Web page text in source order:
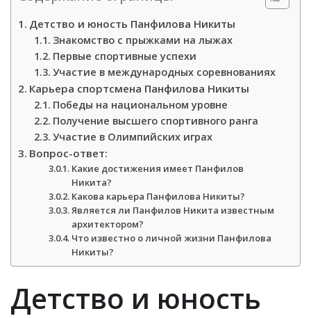
Детство и юность Панфилова Никиты
Знакомство с прыжками на лыжах
Первые спортивные успехи
Участие в международных соревнованиях
Карьера спортсмена Панфилова Никиты
Победы на национальном уровне
Получение высшего спортивного ранга
Участие в Олимпийских играх
Вопрос-ответ:
Какие достижения имеет Панфилов
Никита?
Какова карьера Панфилова Никиты?
Является ли Панфилов Никита известным
архитектором?
Что известно о личной жизни Панфилова
Никиты?
Детство и юность